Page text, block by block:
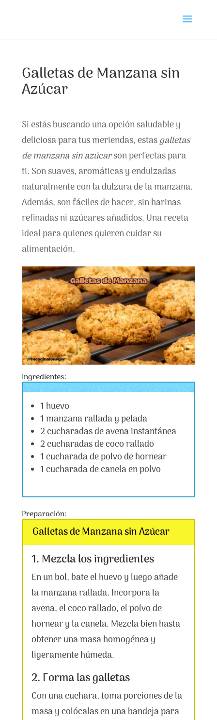
Galletas de Manzana sin
Azúcar
Si estás buscando una opción saludable y
deliciosa para tus meriendas, estasgalletas
de manzana sin azúcarson perfectas para
ti. Son suaves, aromáticas y endulzadas
naturalmente con la dulzura de la manzana.
Además, son fáciles de hacer, sin harinas
refinadas ni azúcares añadidos. Una receta
ideal para quienes quieren cuidar su
alimentación.
Ingredientes:
1 huevo
1 manzana rallada y pelada
2 cucharadas de avena instantánea
2 cucharadas de coco rallado
1 cucharada de polvo de hornear
1 cucharada de canela en polvo
Preparación:
Galletas de Manzana sin Azúcar
1. Mezcla los ingredientes
En un bol, bate el huevo y luego añade
la manzana rallada. Incorpora la
avena, el coco rallado, el polvo de
hornear y la canela. Mezcla bien hasta
obtener una masa homogénea y
ligeramente húmeda.
2. Forma las galletas
Con una cuchara, toma porciones de la
masa y colócalas en una bandeja para